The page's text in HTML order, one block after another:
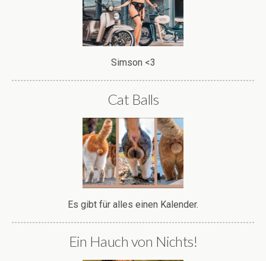
Simson <3
Cat Balls
Es gibt für alles einen Kalender.
Ein Hauch von Nichts!